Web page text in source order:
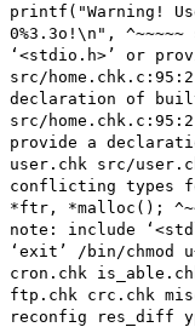
printf("Warning!
0%3.3o!\n",
‘<stdio.h>’ or
src/
declaration of
src/
provide a
user.chk src/
conflicting types
*ftr, *malloc();
note: include
‘exit’ /bin/chmod
cron.chk
ftp.chk crc.chk
reconfig res_diff